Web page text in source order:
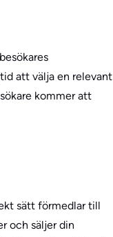
att välja en relevant
kommer att
sätt förmedlar till
och säljer din